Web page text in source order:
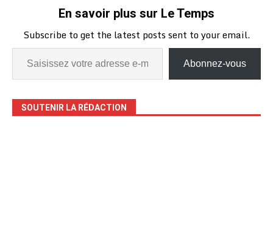
En savoir plus sur Le Temps
Subscribe to get the latest posts sent to your email.
Abonnez-vous
SOUTENIR LA RÉDACTION